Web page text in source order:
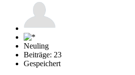
Neuling
Beiträge: 23
Gespeichert